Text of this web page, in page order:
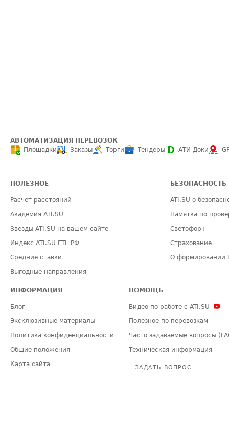
АВТОМАТИЗАЦИЯ ПЕРЕВОЗОК
Площадки
Заказы Торги Тендеры АТИ-Доки
ПОЛЕЗНОЕ
Расчет расстояний
Академия ATI.SU
Звезды ATI.SU на вашем сайте
Индекс ATI.SU FTL РФ
Средние ставки
Выгодные направления
БЕЗОПАСНОСТЬ
ATI.SU о
Памятка по
Светофор+
Страхование
О формировании
ИНФОРМАЦИЯ
Блог
Эксклюзивные материалы
Политика конфиденциальности
Общие положения
Карта сайта
ПОМОЩЬ
Видео по работе с ATI.SU
Полезное по перевозкам
Часто задаваемые вопросы
Техническая информация
ЗАДАТЬ ВОПРОС